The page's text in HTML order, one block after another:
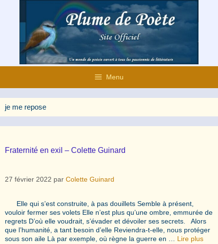
contenu
Menu
je me repose
Fraternité en exil – Colette Guinard
27 février 2022 par Colette Guinard
Elle qui s’est construite, à pas douillets Semble à présent,
vouloir fermer ses volets Elle n’est plus qu’une ombre, emmurée de
regrets D’où elle voudrait, s’évader et dévoiler ses secrets. Alors
que l’humanité, a tant besoin d’elle Reviendra-t-elle, nous protéger
sous son aile Là par exemple, où règne la guerre en … Lire plus